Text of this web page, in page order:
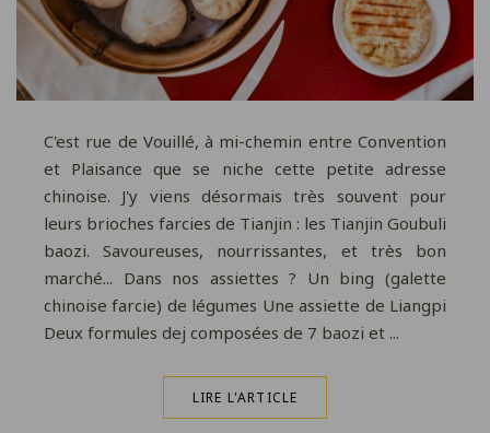
C'est rue de Vouillé, à mi-chemin entre Convention
et Plaisance que se niche cette petite adresse
chinoise. J'y viens désormais très souvent pour
leurs brioches farcies de Tianjin : les Tianjin Goubuli
baozi. Savoureuses, nourrissantes, et très bon
marché... Dans nos assiettes ? Un bing (galette
chinoise farcie) de légumes Une assiette de Liangpi
Deux formules dej composées de 7 baozi et ...
LIRE L'ARTICLE